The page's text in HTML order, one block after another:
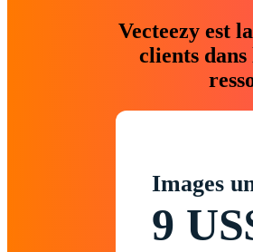
Vecteezy est
clients
Images
9